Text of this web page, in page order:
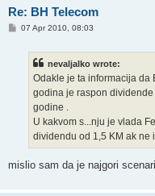
Re: BH Telecom
P07 Apr 2010, 08:03
nevaljalko wrote:
Odakle je ta informacija da
godina je raspon
godine .
U kakvom s...nju je vlada
dividendu od 1,5 KM ak ne
mislio sam da je najgori